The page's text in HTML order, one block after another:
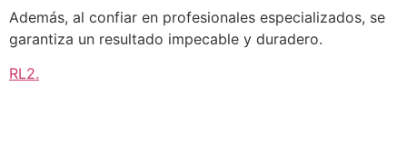
Además, al confiar en profesionales especializados, se
garantiza un resultado impecable y duradero.
RL2.